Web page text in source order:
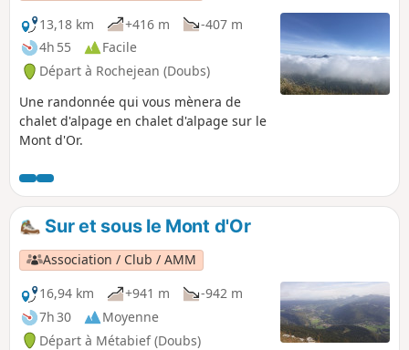
13,18 km
+416 m
-407 m
4h 55
Facile
Départ à Rochejean (Doubs)
Une randonnée qui vous mènera de
chalet d'alpage en chalet d'alpage sur le
Mont d'Or.
Sur et sous le Mont d'Or
Association / Club / AMM
16,94 km
+941 m
-942 m
7h 30
Moyenne
Départ à Métabief (Doubs)